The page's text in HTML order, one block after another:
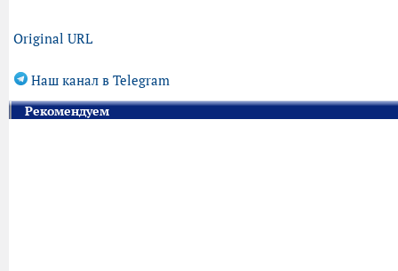
Original URL
Наш канал в Telegram
Рекомендуем